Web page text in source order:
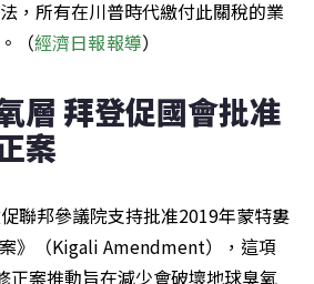
，所有在川普時代繳付此關稅的業
（經濟日報報導）
層 拜登促國會批准
案
聯邦參議院支持批准2019年蒙特婁
》（Kigali Amendment），這項
正案推動旨在減少會破壞地球臭氧